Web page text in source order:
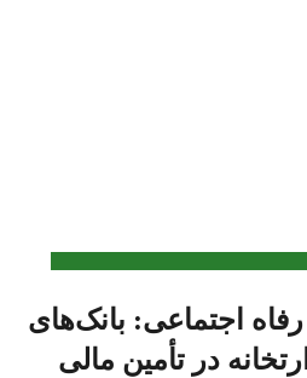
رفاه اجتماعی: بانک‌های
در تأمین مالی